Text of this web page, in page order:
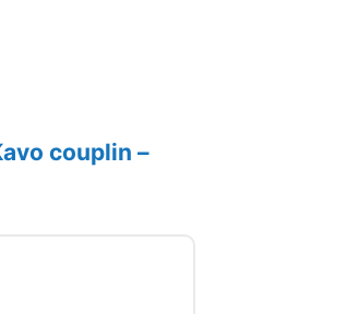
couplin –